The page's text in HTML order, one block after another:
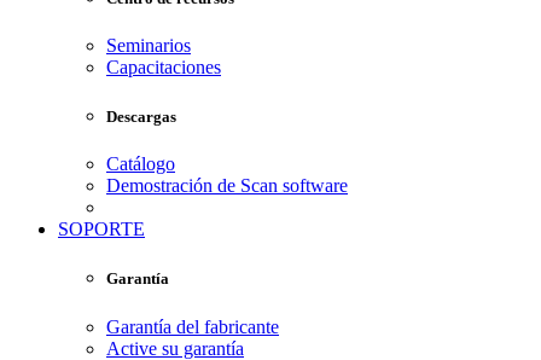
Seminarios
Capacitaciones
Descargas
Catálogo
Demostración de Scan software
SOPORTE
Garantía
Garantía del fabricante
Active su garantía